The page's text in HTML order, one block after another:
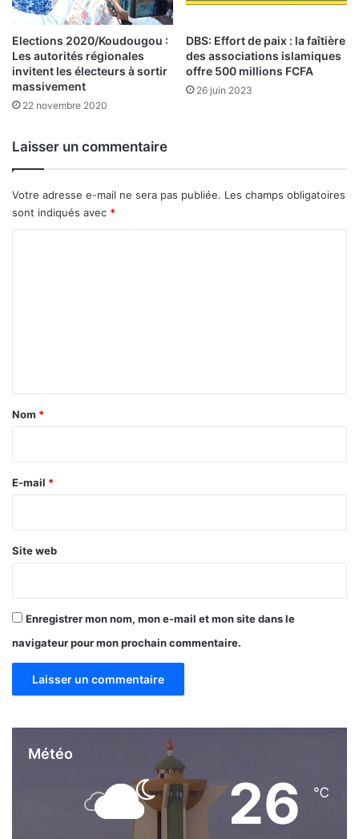
l
t
2
0
2
5
B
V
M
d
u
3
j
i
l
l
Elections 2020/Koudougou :
Les autorités régionales
invitent les électeurs à sortir
massivement
22 novembre 2020
DBS: Effort de paix : la faîtière
des associations islamiques
offre 500 millions FCFA
26 juin 2023
Laisser un commentaire
Votre adresse e-mail ne sera pas publiée. Les champs obligatoires
sont indiqués avec *
a
e
Nom *
E-mail *
Site web
Enregistrer mon nom, mon e-mail et mon site dans le
navigateur pour mon prochain commentaire.
Météo
26 ℃